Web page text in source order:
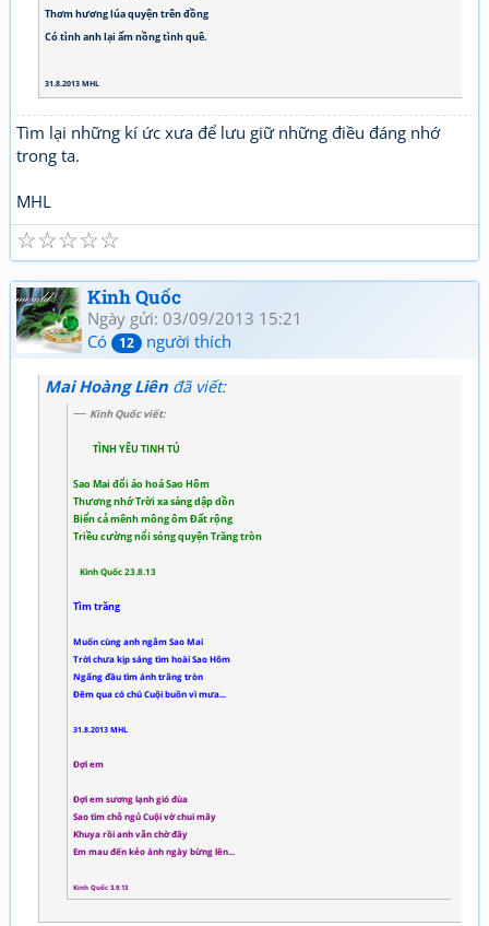
Thơm hương lúa quyện trên đồng
Có tình anh lại ấm nồng tình quê.
31.8.2013 MHL
Tìm lại những kí ức xưa để lưu giữ những điều đáng nhớ
trong ta.
MHL
☆
☆
☆
☆
☆
Kinh Quốc
Ngày gửi: 03/09/2013 15:21
Có
12 người thích
Mai Hoàng Liên đã viết:
Kinh Quốc viết:
TÌNH YÊU TINH TÚ
Sao Mai đổi áo hoá Sao Hôm
Thương nhớ Trời xa sáng dập dồn
Biển cả mênh mông ôm Đất rộng
Triều cường nổi sóng quyện Trăng tròn
Kinh Quốc 23.8.13
Tìm trăng
Muốn cùng anh ngắm Sao Mai
Trời chưa kịp sáng tìm hoài Sao Hôm
Ngẩng đầu tìm ánh trăng tròn
Đêm qua có chú Cuội buồn vì mưa...
31.8.2013 MHL
Đợi em
Đợi em sương lạnh gió đùa
Sao tìm chỗ ngủ Cuội vờ chui mây
Khuya rồi anh vẫn chờ đây
Em mau đến kẻo ánh ngày bừng lên...
Kinh Quốc 3.9.13